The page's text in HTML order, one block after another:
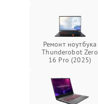
Ремонт ноутбука
Thunderobot Zero
16 Pro (2025)